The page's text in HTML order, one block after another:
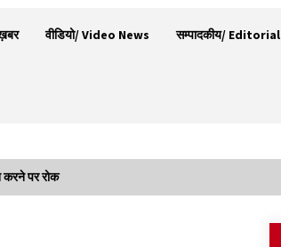
वीडियो/ Video News सम्पादकीय/ Editorial
करने पर रोक